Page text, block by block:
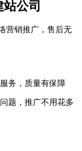
公司
营销推广，售后无
务，质量有保障
题，推广不用花多